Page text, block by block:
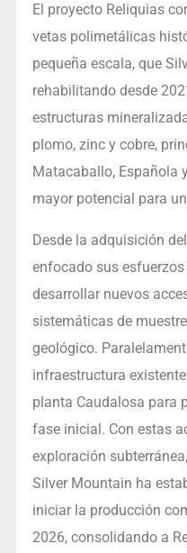
El proyecto Reliquias
vetas polimetálicas
pequeña escala, que
rehabilitando desde
estructuras
plomo, zinc y cobre,
Matacaballo, Española
mayor potencial para
Desde la adquisición
enfocado sus
desarrollar nuevos
sistemáticas de
geológico.
infraestructura
planta Caudalosa para
fase inicial. Con estas
exploración
Silver Mountain ha
iniciar la producción
2026, consolidando a